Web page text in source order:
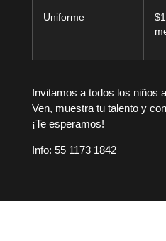
Uniforme
Invitamos a todos los niños
Ven, muestra tu talento y
¡Te esperamos!
Info: 55 1173 1842